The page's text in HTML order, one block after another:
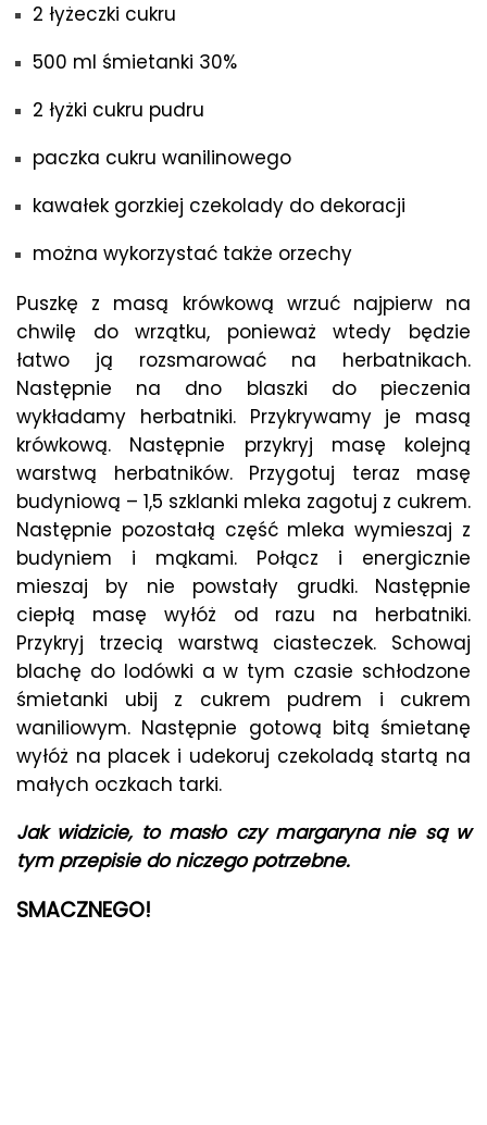
2 łyżeczki cukru
500 ml śmietanki 30%
2 łyżki cukru pudru
paczka cukru wanilinowego
kawałek gorzkiej czekolady do dekoracji
można wykorzystać także orzechy
Puszkę z masą krówkową wrzuć najpierw na
chwilę do wrzątku, ponieważ wtedy będzie
łatwo ją rozsmarować na herbatnikach.
Następnie na dno blaszki do pieczenia
wykładamy herbatniki. Przykrywamy je masą
krówkową. Następnie przykryj masę kolejną
warstwą herbatników. Przygotuj teraz masę
budyniową – 1,5 szklanki mleka zagotuj z cukrem.
Następnie pozostałą część mleka wymieszaj z
budyniem i mąkami. Połącz i energicznie
mieszaj by nie powstały grudki. Następnie
ciepłą masę wyłóż od razu na herbatniki.
Przykryj trzecią warstwą ciasteczek. Schowaj
blachę do lodówki a w tym czasie schłodzone
śmietanki ubij z cukrem pudrem i cukrem
waniliowym. Następnie gotową bitą śmietanę
wyłóż na placek i udekoruj czekoladą startą na
małych oczkach tarki.
Jak widzicie, to masło czy margaryna nie są w
tym przepisie do niczego potrzebne.
SMACZNEGO!